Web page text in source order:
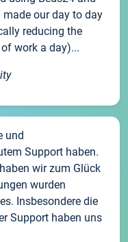
made our day to day
reducing the
work a day)...
und
Support haben.
wir zum Glück
wurden
Insbesondere die
Support haben uns